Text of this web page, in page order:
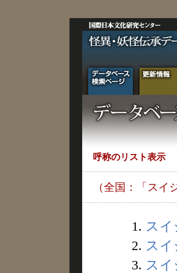
呼称のリスト表示
（全国：「スイ
1. スイ
2. スイ
3. スイ